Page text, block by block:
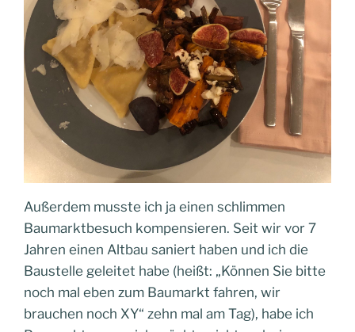
Außerdem musste ich ja einen schlimmen
Baumarktbesuch kompensieren. Seit wir vor 7
Jahren einen Altbau saniert haben und ich die
Baustelle geleitet habe (heißt: „Können Sie bitte
noch mal eben zum Baumarkt fahren, wir
brauchen noch XY“ zehn mal am Tag), habe ich